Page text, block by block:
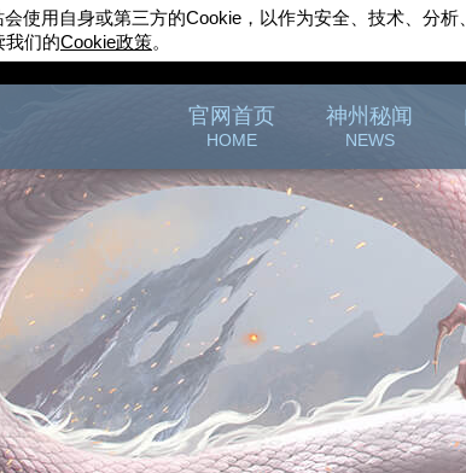
官网首页
HOME
神州秘闻
NEWS
使用自身或第三方的Cookie ，以作为安全、技术、分
我们的Cookie政策。